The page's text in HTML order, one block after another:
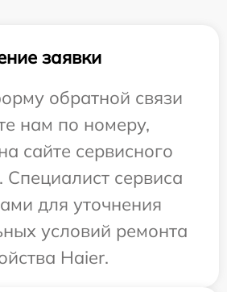
заявки
обратной связи
нам по номеру,
сайте сервисного
Специалист сервиса
для уточнения
условий ремонта
Haier.